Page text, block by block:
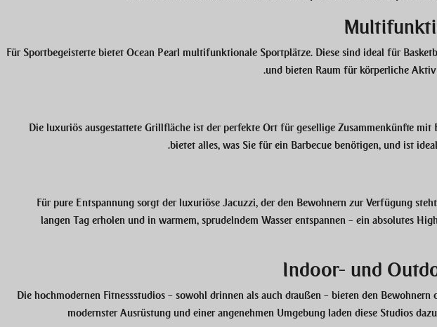
Für Sportbegeisterte bietet Ocean Pearl multifunktionale Sportplätze. Diese sind ideal für
und bieten Raum für körperliche
Die luxuriös ausgestattete Grillfläche ist der perfekte Ort für gesellige Zusammenkünfte mit
bietet alles, was Sie für ein Barbecue benötigen, und ist
Für pure Entspannung sorgt der luxuriöse Jacuzzi, der den Bewohnern zur Verfügung
langen Tag erholen und in warmem, sprudelndem Wasser entspannen – ein absolutes
Indoor- und
Die hochmodernen Fitnessstudios – sowohl drinnen als auch draußen – bieten den
modernster Ausrüstung und einer angenehmen Umgebung laden diese Studios